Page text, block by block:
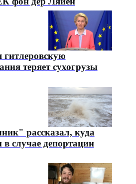
теряет сухогрузы
рассказал, куда
в случае депортации